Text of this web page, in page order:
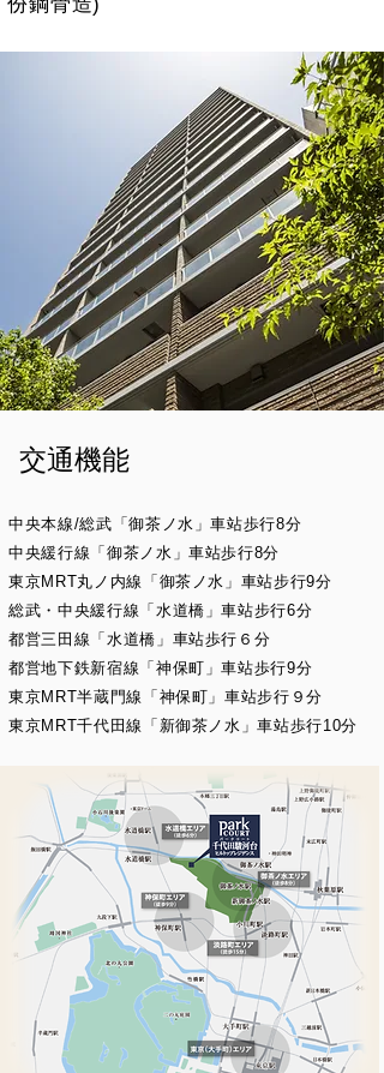
交通機能
中央本線/総武「御茶ノ水」車站歩行8分
中央緩行線「御茶ノ水」車站歩行8分
東京MRT丸ノ内線「御茶ノ水」車站步行9分
総武・中央緩行線「水道橋」車站步行6分
都営三田線「水道橋」車站歩行６分
都営地下鉄新宿線「神保町」車站歩行9分
東京MRT半蔵門線「神保町」車站步行９分
東京MRT千代田線「新御茶ノ水」車站歩行10分